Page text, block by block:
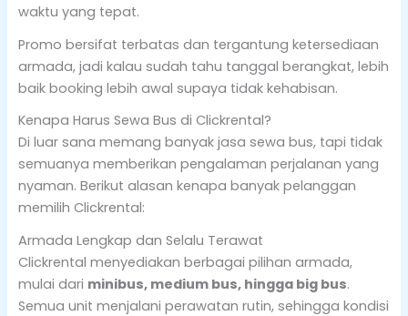
waktu yang tepat.
Promo bersifat terbatas dan tergantung ketersediaan
armada, jadi kalau sudah tahu tanggal berangkat, lebih
baik booking lebih awal supaya tidak kehabisan.
Kenapa Harus Sewa Bus di Clickrental?
Di luar sana memang banyak jasa sewa bus, tapi tidak
semuanya memberikan pengalaman perjalanan yang
nyaman. Berikut alasan kenapa banyak pelanggan
memilih Clickrental:
Armada Lengkap dan Selalu Terawat
Clickrental menyediakan berbagai pilihan armada,
mulai dari minibus, medium bus, hingga big bus.
Semua unit menjalani perawatan rutin, sehingga kondisi